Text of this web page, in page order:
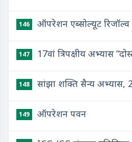
146 ऑपरेशन एब्सोल्यूट रिजॉल्व
147 17वां त्रिपक्षीय अभ्यास
148 सांझा शक्ति सैन्य अभ्यास,
149 ऑपरेशन पवन